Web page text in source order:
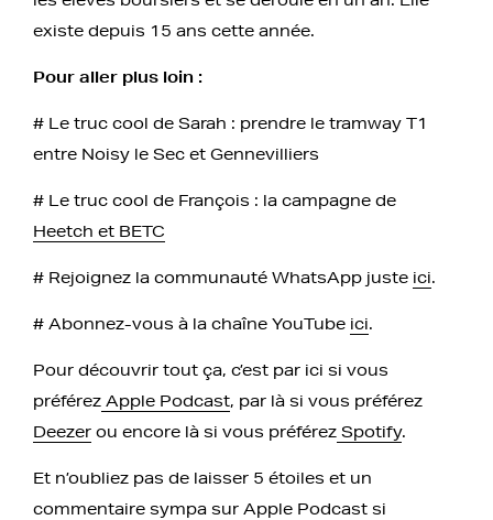
existe depuis 15 ans cette année.
Pour aller plus loin :
# Le truc cool de Sarah : prendre le tramway T1
entre Noisy le Sec et Gennevilliers
# Le truc cool de François : la campagne de
Heetch et BETC
# Rejoignez la communauté WhatsApp juste ici.
# Abonnez-vous à la chaîne YouTube ici.
Pour découvrir tout ça, c’est par ici si vous
préférez Apple Podcast, par là si vous préférez
Deezer ou encore là si vous préférez Spotify.
Et n’oubliez pas de laisser 5 étoiles et un
commentaire sympa sur Apple Podcast si